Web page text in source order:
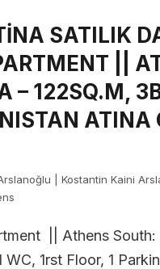
SATILIK
||
– 122SQ.M,
ATINA
| Kostantin Kaini
|| Athens
WC, 1rst Floor, 1